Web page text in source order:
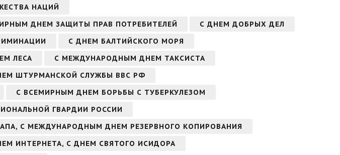
НАЦИЙ
ДНЕМ ЗАЩИТЫ ПРАВ ПОТРЕБИТЕЛЕЙ
С ДНЕМ ДОБРЫХ ДЕЛ
С ДНЕМ БАЛТИЙСКОГО МОРЯ
ЛЕСА
С МЕЖДУНАРОДНЫМ ДНЕМ ТАКСИСТА
ШТУРМАНСКОЙ СЛУЖБЫ ВВС РФ
С ВСЕМИРНЫМ ДНЕМ БОРЬБЫ С ТУБЕРКУЛЕЗОМ
ГВАРДИИ РОССИИ
С МЕЖДУНАРОДНЫМ ДНЕМ РЕЗЕРВНОГО КОПИРОВАНИЯ
ИНТЕРНЕТА, С ДНЕМ СВЯТОГО ИСИДОРА